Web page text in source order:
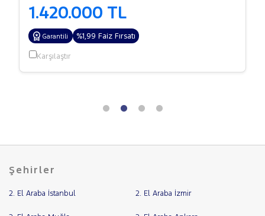
1.420.000 TL
Garantili %1,99 Faiz Fırsatı
Karşılaştır
Şehirler
2. El Araba İstanbul 2. El Araba İzmir